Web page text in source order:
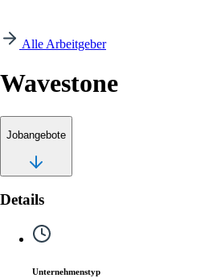
Alle Arbeitgeber
Wavestone
Jobangebote
Details
Unternehmenstyp